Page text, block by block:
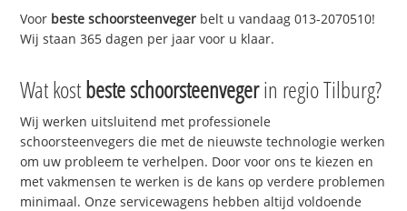
Voor beste schoorsteenveger belt u vandaag 013-2070510!
Wij staan 365 dagen per jaar voor u klaar.
Wat kostbeste schoorsteenvegerin regio Tilburg?
Wij werken uitsluitend met professionele
schoorsteenvegers die met de nieuwste technologie werken
om uw probleem te verhelpen. Door voor ons te kiezen en
met vakmensen te werken is de kans op verdere problemen
minimaal. Onze servicewagens hebben altijd voldoende